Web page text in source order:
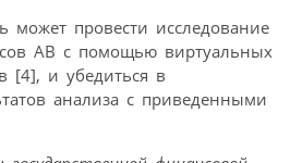
может провести исследование
АВ с помощью виртуальных
[4], и убедиться в
анализа с приведенными